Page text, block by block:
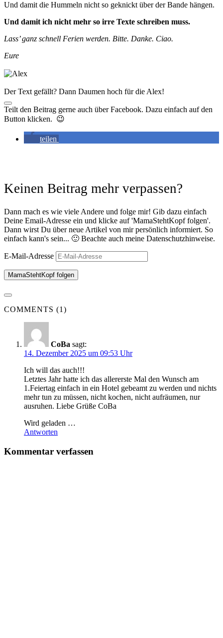
Und damit die Hummeln nicht so geknickt über der Bande hängen.
Und damit ich nicht mehr so irre Texte schreiben muss.
Lass’ ganz schnell Ferien werden. Bitte. Danke. Ciao.
Eure
Der Text gefällt? Dann Daumen hoch für die Alex!
Teilt den Beitrag gerne auch über Facebook. Dazu einfach auf den
Button klicken. 😉
teilen
Keinen Beitrag mehr verpassen?
Dann mach es wie viele Andere und folge mir! Gib dazu einfach
Deine Email-Adresse ein und klicke auf 'MamaStehtKopf folgen'.
Dann wirst Du über neue Artikel von mir persönlich informiert. So
einfach kann's sein... 🙂 Beachte auch meine Datenschutzhinweise.
E-Mail-Adresse
MamaStehtKopf folgen
COMMENTS (1)
CoBa sagt:
14. Dezember 2025 um 09:53 Uhr
Ich will das auch!!!
Letztes Jahr hatte ich das allererste Mal den Wunsch am
1.Feiertag einfach in ein Hotel gebeamt zu werden und nichts
mehr tun zu müssen, nicht kochen, nicht aufräumen, nur
ausruhen. Liebe Grüße CoBa
Wird geladen …
Antworten
Kommentar verfassen